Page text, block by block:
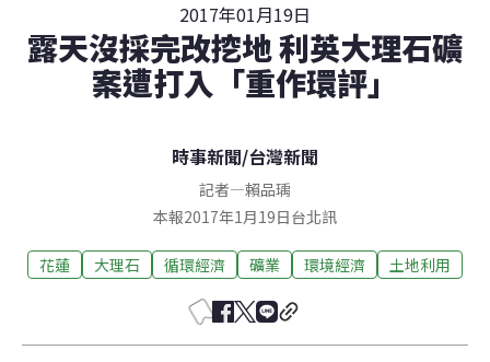
2017年01月19日
露天沒採完改挖地 利英大理石礦
案遭打入「重作環評」
時事新聞/台灣新聞
記者—賴品瑀
本報2017年1月19日台北訊
花蓮 大理石 循環經濟 礦業 環境經濟 土地利用